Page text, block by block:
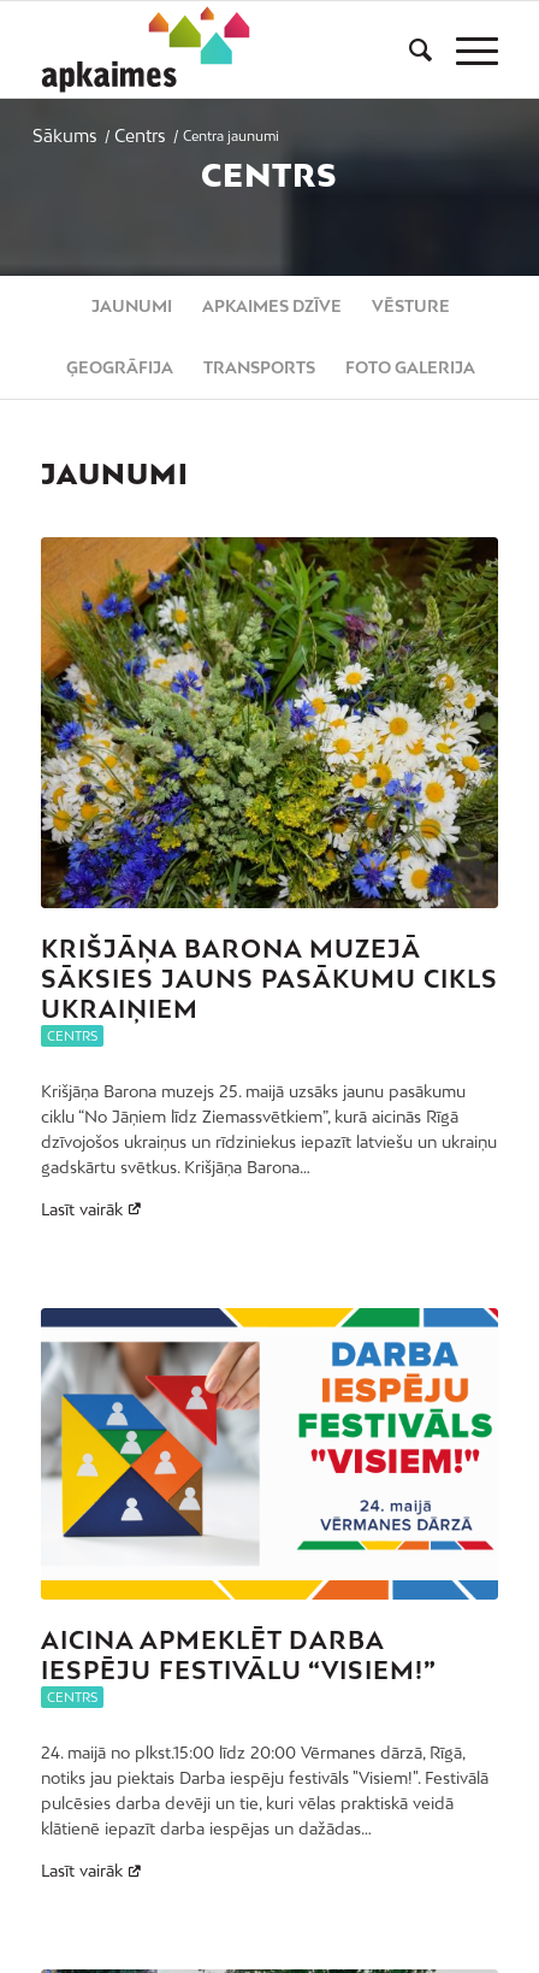
Sākums / Centrs / Centra jaunumi
CENTRS
JAUNUMI APKAIMES DZĪVE VĒSTURE
ĢEOGRĀFIJA TRANSPORTS FOTO GALERIJA
JAUNUMI
KRIŠJĀŅA BARONA MUZEJĀ
SĀKSIES JAUNS PASĀKUMU CIKLS
UKRAIŅIEM
CENTRS
Krišjāņa Barona muzejs 25. maijā uzsāks jaunu pasākumu
ciklu “No Jāņiem līdz Ziemassvētkiem”, kurā aicinās Rīgā
dzīvojošos ukraiņus un rīdziniekus iepazīt latviešu un ukraiņu
gadskārtu svētkus. Krišjāņa Barona…
Lasīt vairāk
AICINA APMEKLĒT DARBA
IESPĒJU FESTIVĀLU “VISIEM!”
CENTRS
24. maijā no plkst.15:00 līdz 20:00 Vērmanes dārzā, Rīgā,
notiks jau piektais Darba iespēju festivāls "Visiem!". Festivālā
pulcēsies darba devēji un tie, kuri vēlas praktiskā veidā
klātienē iepazīt darba iespējas un dažādas…
Lasīt vairāk